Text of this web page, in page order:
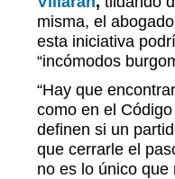
misma, el abogado
esta iniciativa
“incómodos
“Hay que
como en el
definen si un
que cerrarle el
no es lo único